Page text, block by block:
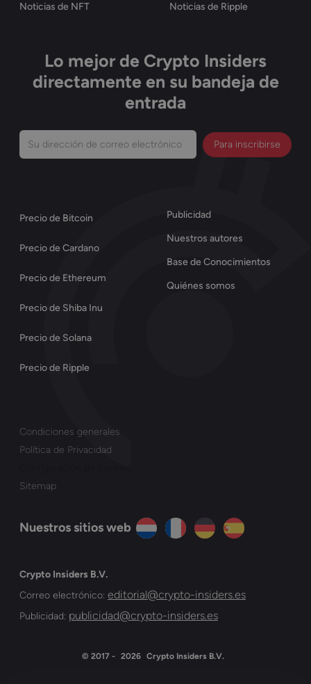
Noticias de NFT Noticias de Ripple
Lo mejor de Crypto Insiders
directamente en su bandeja de
entrada
Su
dirección
electrónico
(Obligatorio)
Precio de Bitcoin
Precio de Cardano
Precio de Ethereum
Precio de Shiba Inu
Precio de Solana
Precio de Ripple
Publicidad
Nuestros autores
Base de Conocimientos
Quiénes somos
Condiciones generales
Política de Privacidad
Sitemap
Nuestros sitios web
Crypto Insiders B.V.
Correo electrónico: editorial@crypto-insiders.es
Publicidad: publicidad@crypto-insiders.es
© 2017 - 2026 Crypto Insiders B.V.